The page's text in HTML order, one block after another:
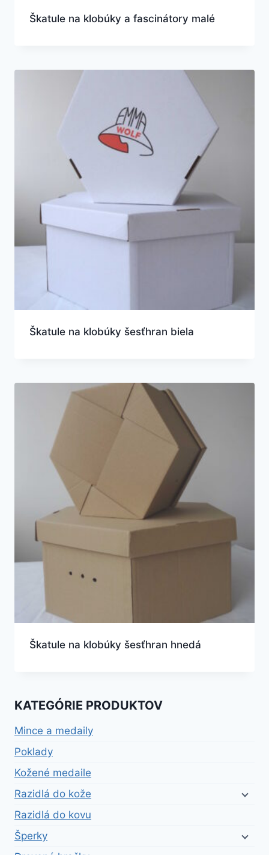
Škatule na klobúky a fascinátory malé
Škatule na klobúky šesťhran biela
Škatule na klobúky šesťhran hnedá
KATEGÓRIE PRODUKTOV
Mince a medaily
Poklady
Kožené medaile
Razidlá do kože
Razidlá do kovu
Šperky